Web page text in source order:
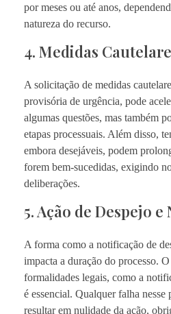
por meses ou até anos,
natureza do recurso.
4. Medidas
A solicitação de medidas
provisória de urgência, pode
algumas questões, mas também
etapas processuais. Além disso,
embora desejáveis, podem
forem bem-sucedidas, exigindo
deliberações.
5. Ação de Despejo
A forma como a notificação de
impacta a duração do processo.
formalidades legais, como a
é essencial. Qualquer falha nesse
resultar em nulidade da ação,